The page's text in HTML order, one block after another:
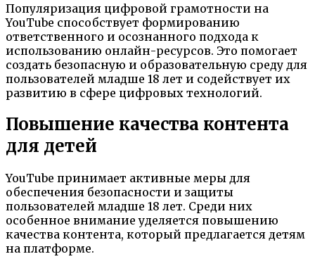
Популяризация цифровой грамотности на
YouTube способствует формированию
ответственного и осознанного подхода к
использованию онлайн-ресурсов. Это помогает
создать безопасную и образовательную среду для
пользователей младше 18 лет и содействует их
развитию в сфере цифровых технологий.
Повышение качества контента
для детей
YouTube принимает активные меры для
обеспечения безопасности и защиты
пользователей младше 18 лет. Среди них
особенное внимание уделяется повышению
качества контента, который предлагается детям
на платформе.